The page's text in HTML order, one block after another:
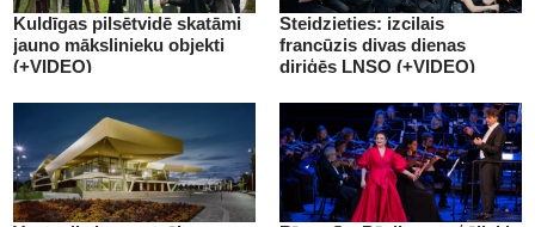
Kuldīgas pilsētvidē skatāmi
jauno mākslinieku objekti
(+VIDEO)
Steidzieties: izcilais
francūzis divas dienas
diriģēs LNSO (+VIDEO)